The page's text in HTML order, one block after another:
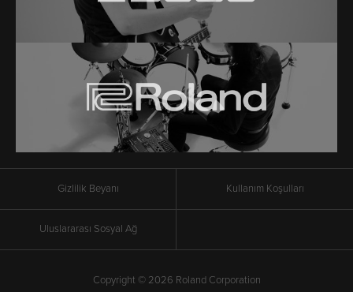
Gizlilik Beyanı Kullanım Koşulları
Uluslararası Sosyal Ağ
Copyright © 2026 Roland Corporation